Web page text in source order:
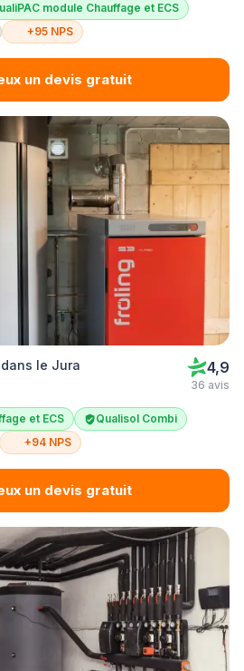
module Chauffage et ECS
+95 NPS
un devis gratuit
le Jura 4,9
36 avis
et ECS
Qualisol Combi
+94 NPS
un devis gratuit